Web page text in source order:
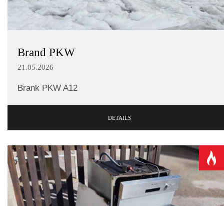
Brand PKW
21.05.2026
Brank PKW A12
DETAILS